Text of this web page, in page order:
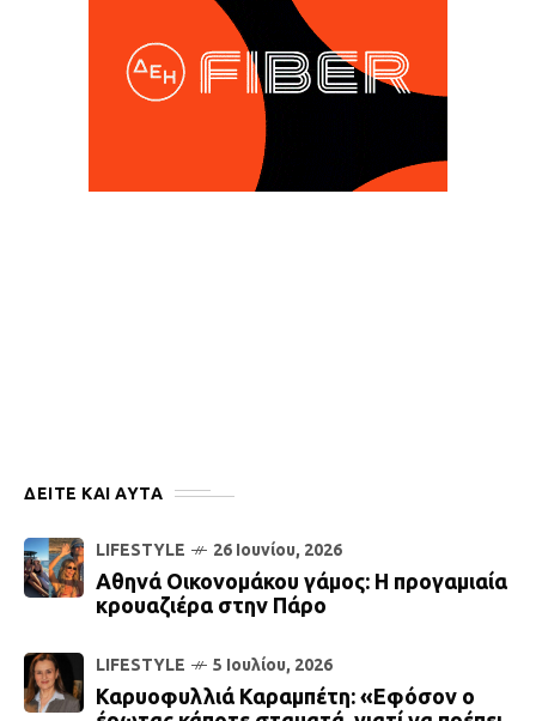
ΔΕΙΤΕ ΚΑΙ ΑΥΤΆ
LIFESTYLE 26 Ιουνίου, 2026
Αθηνά Οικονομάκου γάμος: Η προγαμιαία
κρουαζιέρα στην Πάρο
LIFESTYLE 5 Ιουλίου, 2026
Καρυοφυλλιά Καραμπέτη: «Εφόσον ο